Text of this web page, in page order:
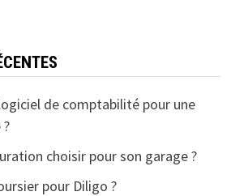
de comptabilité pour une
choisir pour son garage ?
pour Diligo ?